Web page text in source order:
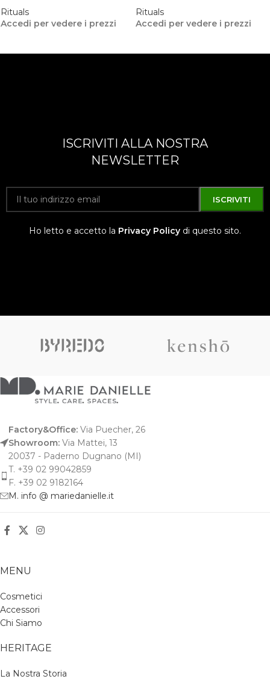
Rituals
Accedi per vedere i prezzi
Rituals
Accedi per vedere i prezzi
ISCRIVITI ALLA NOSTRA
NEWSLETTER
Ho letto e accetto la Privacy Policy di questo sito.
Factory&Office: Via Puecher, 26
Showroom: Via Mattei, 13
20037 - Paderno Dugnano (MI)
T. +39 02 99042859
F. +39 02 9182164
M. info @ mariedanielle.it
MENU
Cosmetici
Accessori
Chi Siamo
HERITAGE
La Nostra Storia